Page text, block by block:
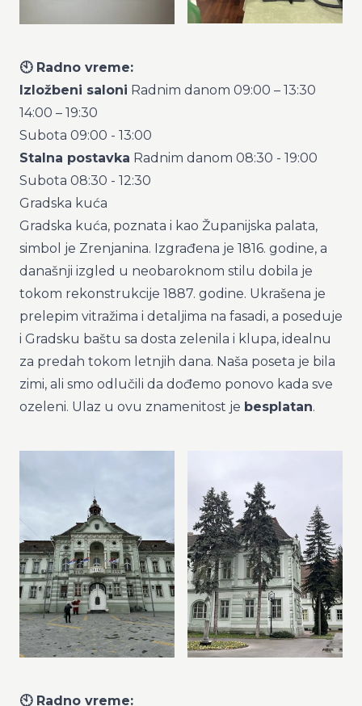
🕙 Radno vreme:
Izložbeni saloni Radnim danom 09:00 – 13:30
14:00 – 19:30
Subota 09:00 - 13:00
Stalna postavka Radnim danom 08:30 - 19:00
Subota 08:30 - 12:30
Gradska kuća
Gradska kuća, poznata i kao Županijska palata,
simbol je Zrenjanina. Izgrađena je 1816. godine, a
današnji izgled u neobaroknom stilu dobila je
tokom rekonstrukcije 1887. godine. Ukrašena je
prelepim vitražima i detaljima na fasadi, a poseduje
i Gradsku baštu sa dosta zelenila i klupa, idealnu
za predah tokom letnjih dana. Naša poseta je bila
zimi, ali smo odlučili da dođemo ponovo kada sve
ozeleni. Ulaz u ovu znamenitost je besplatan.
🕙 Radno vreme: